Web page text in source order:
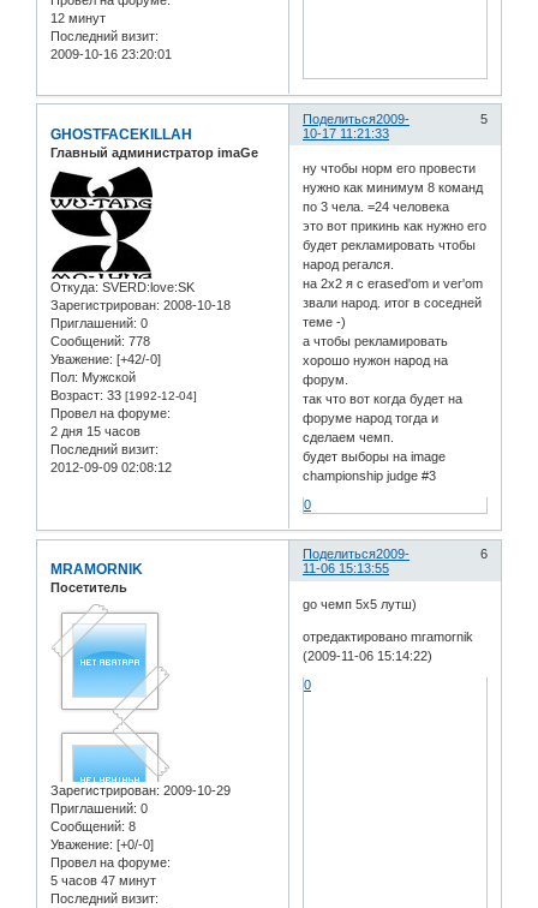
12 минут
Последний визит:
2009-10-16 23:20:01
Поделиться 5
2009-
10-17 11:21:33
GHOSTFACEKILLAH
Главный администратор imaGe
Откуда: SVERD:love:SK
Зарегистрирован: 2008-10-18
Приглашений: 0
Сообщений: 778
Уважение: [+42/-0]
Пол: Мужской
Возраст: 33 [1992-12-04]
Провел на форуме:
2 дня 15 часов
Последний визит:
2012-09-09 02:08:12
ну чтобы норм его провести
нужно как минимум 8 команд
по 3 чела. =24 человека
это вот прикинь как нужно его
будет рекламировать чтобы
народ регался.
на 2х2 я с erased'om и ver'om
звали народ. итог в соседней
теме -)
а чтобы рекламировать
хорошо нужон народ на
форум.
так что вот когда будет на
форуме народ тогда и
сделаем чемп.
будет выборы на image
championship judge #3
0
Поделиться 6
2009-
11-06 15:13:55
MRAMORNIK
Посетитель
Зарегистрирован: 2009-10-29
Приглашений: 0
Сообщений: 8
Уважение: [+0/-0]
Провел на форуме:
5 часов 47 минут
Последний визит:
go чемп 5х5 лутш)
отредактировано mramornik
(2009-11-06 15:14:22)
0